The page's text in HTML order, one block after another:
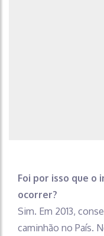
Foi por isso que o
ocorrer?
Sim. Em 2013,
caminhão no País.